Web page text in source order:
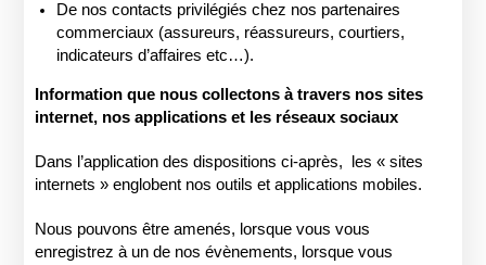
De nos contacts privilégiés chez nos partenaires
commerciaux (assureurs, réassureurs, courtiers,
indicateurs d’affaires etc…).
Information que nous collectons à travers nos sites
internet, nos applications et les réseaux sociaux
Dans l’application des dispositions ci-après,
les « sites
internets » englobent nos outils et applications mobiles.
Nous pouvons être amenés, lorsque vous vous
enregistrez à un de nos évènements, lorsque vous